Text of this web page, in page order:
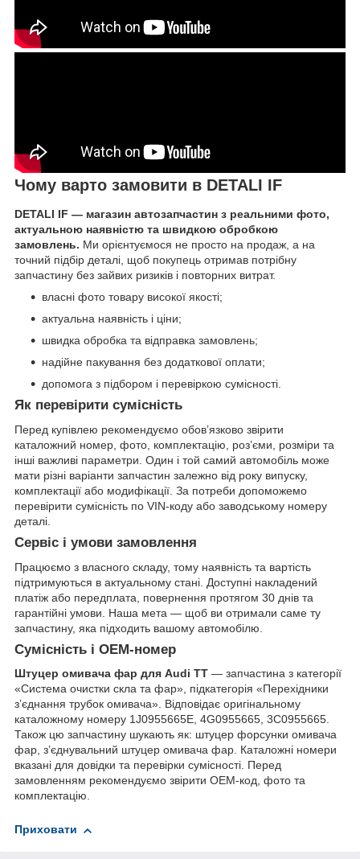
Чому варто замовити в DETALI IF
DETALI IF — магазин автозапчастин з реальними фото,
актуальною наявністю та швидкою обробкою
замовлень. Ми орієнтуємося не просто на продаж, а на
точний підбір деталі, щоб покупець отримав потрібну
запчастину без зайвих ризиків і повторних витрат.
власні фото товару високої якості;
актуальна наявність і ціни;
швидка обробка та відправка замовлень;
надійне пакування без додаткової оплати;
допомога з підбором і перевіркою сумісності.
Як перевірити сумісність
Перед купівлею рекомендуємо обов’язково звірити
каталожний номер, фото, комплектацію, роз’єми, розміри та
інші важливі параметри. Один і той самий автомобіль може
мати різні варіанти запчастин залежно від року випуску,
комплектації або модифікації. За потреби допоможемо
перевірити сумісність по VIN-коду або заводському номеру
деталі.
Сервіс і умови замовлення
Працюємо з власного складу, тому наявність та вартість
підтримуються в актуальному стані. Доступні накладений
платіж або передплата, повернення протягом 30 днів та
гарантійні умови. Наша мета — щоб ви отримали саме ту
запчастину, яка підходить вашому автомобілю.
Сумісність і OEM-номер
Штуцер омивача фар для Audi TT — запчастина з категорії
«Система очистки скла та фар», підкатегорія «Перехідники
з’єднання трубок омивача». Відповідає оригінальному
каталожному номеру 1J0955665E, 4G0955665, 3C0955665.
Також цю запчастину шукають як: штуцер форсунки омивача
фар, з’єднувальний штуцер омивача фар. Каталожні номери
вказані для довідки та перевірки сумісності. Перед
замовленням рекомендуємо звірити OEM-код, фото та
комплектацію.
Приховати